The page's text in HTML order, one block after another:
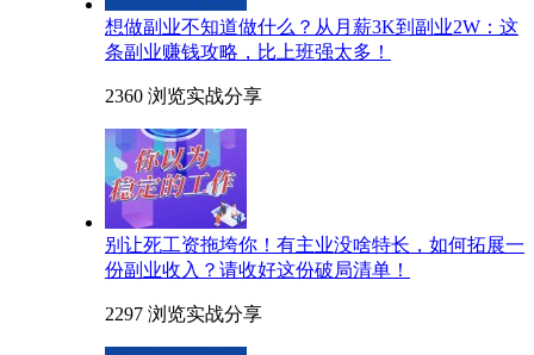
想做副业不知道做什么？从月薪3K到副业2W：这
条副业赚钱攻略，比上班强太多！
2360 浏览实战分享
别让死工资拖垮你！有主业没啥特长，如何拓展一
份副业收入？请收好这份破局清单！
2297 浏览实战分享